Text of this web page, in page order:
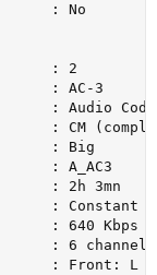
: No
: 2
: AC-3
: Audio
: CM
: Big
: A_AC3
: 2h 3mn
: Constant
: 640 Kbps
: 6 channels
: Front: L C